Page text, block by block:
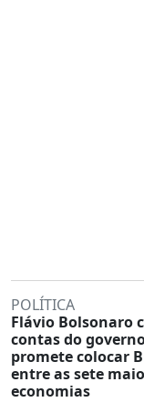
POLÍTICA
Flávio Bolsonaro
contas do
promete colocar
entre as sete
economias